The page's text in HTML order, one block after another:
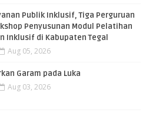
Publik Inklusif, Tiga Perguruan
Penyusunan Modul Pelatihan
Inklusif di Kabupaten Tegal
Aug 05, 2026
Garam pada Luka
Aug 03, 2026